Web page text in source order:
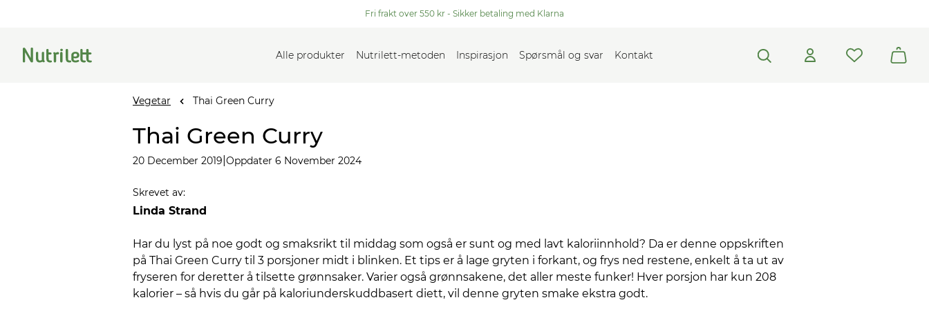
Fri frakt over 550 kr - Sikker betaling med Klarna
Alle produkter Nutrilett-metoden Inspirasjon Spørsmål og svar Kontakt
Vegetar Thai Green Curry
Thai Green Curry
20 December 2019 Oppdater 6 November 2024
Skrevet av:
Linda Strand
Har du lyst på noe godt og smaksrikt til middag som også er sunt og med lavt kaloriinnhold? Da er denne oppskriften
på Thai Green Curry til 3 porsjoner midt i blinken. Et tips er å lage gryten i forkant, og frys ned restene, enkelt å ta ut av
fryseren for deretter å tilsette grønnsaker. Varier også grønnsakene, det aller meste funker! Hver porsjon har kun 208
kalorier – så hvis du går på kaloriunderskuddbasert diett, vil denne gryten smake ekstra godt.